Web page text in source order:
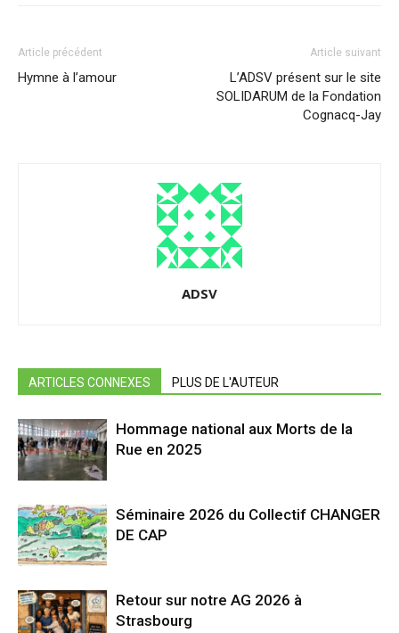
Article précédent
Hymne à l’amour
Article suivant
L’ADSV présent sur le site
SOLIDARUM de la Fondation
Cognacq-Jay
ADSV
ARTICLES CONNEXES PLUS DE L'AUTEUR
Hommage national aux Morts de la
Rue en 2025
Séminaire 2026 du Collectif CHANGER
DE CAP
Retour sur notre AG 2026 à
Strasbourg